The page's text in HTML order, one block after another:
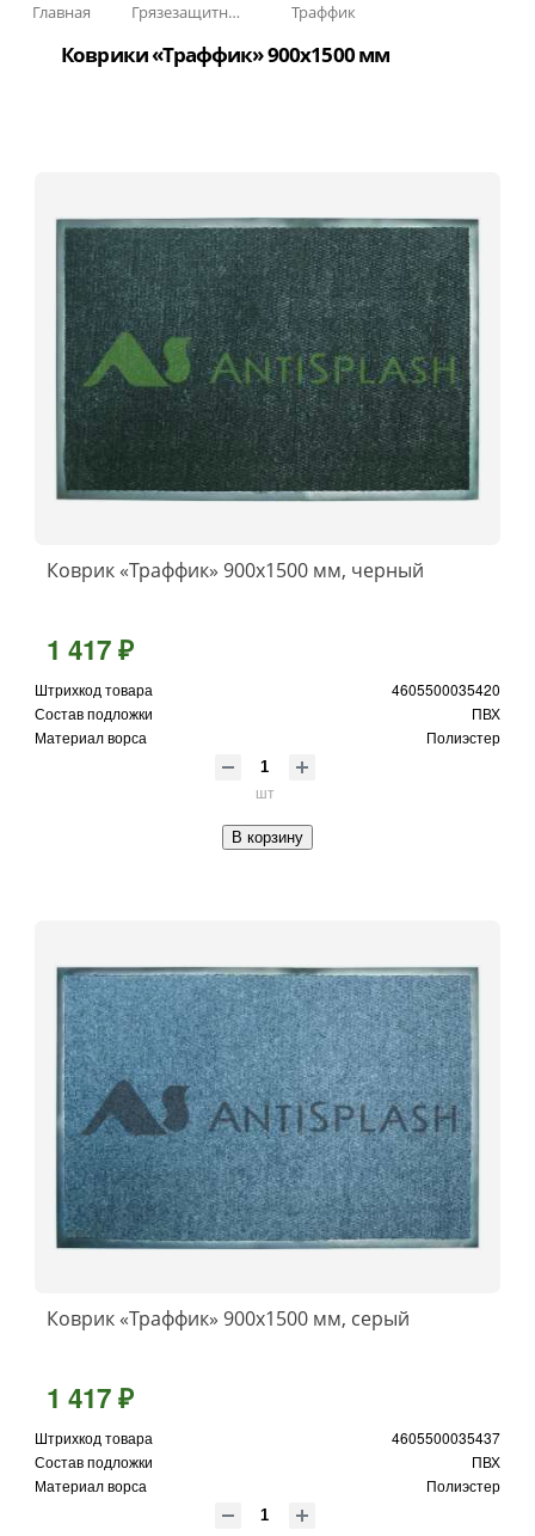
Главная Грязезащитные, влаговпитывающие покрытия Траффик
Коврики «Траффик» 900x1500 мм
Коврик «Траффик» 900x1500 мм, черный
1 417 ₽
Штрихкод товара
4605500035420
Состав подложки
ПВХ
Материал ворса
Полиэстер
шт
В корзину
Коврик «Траффик» 900x1500 мм, серый
1 417 ₽
Штрихкод товара
4605500035437
Состав подложки
ПВХ
Материал ворса
Полиэстер